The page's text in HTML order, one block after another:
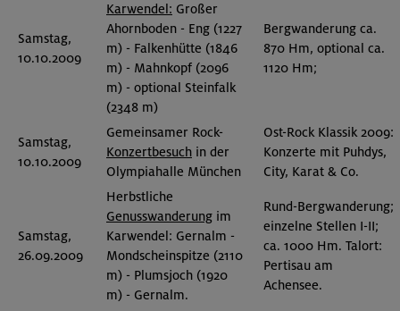
Samstag,
10.10.2009
Karwendel: Großer
Ahornboden - Eng (1227
m) - Falkenhütte (1846
m) - Mahnkopf (2096
m) - optional Steinfalk
(2348 m)
Bergwanderung ca.
870 Hm, optional ca.
1120 Hm;
Samstag,
10.10.2009
Gemeinsamer Rock-
Konzertbesuch in der
Olympiahalle München
Ost-Rock Klassik 2009:
Konzerte mit Puhdys,
City, Karat & Co.
Samstag,
26.09.2009
Herbstliche
Genusswanderung im
Karwendel: Gernalm -
Mondscheinspitze (2110
m) - Plumsjoch (1920
m) - Gernalm.
Rund-Bergwanderung;
einzelne Stellen I-II;
ca. 1000 Hm. Talort:
Pertisau am
Achensee.